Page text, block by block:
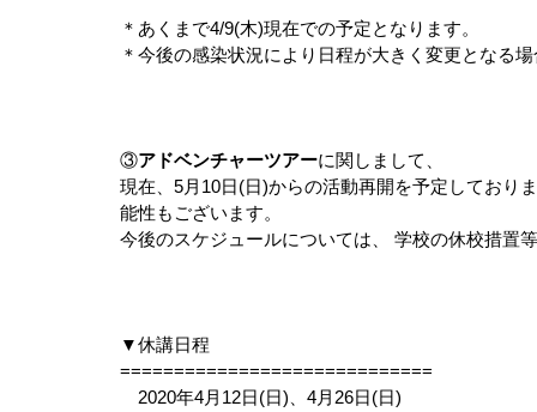
＊あくまで4/9(木)現在での予定となります。
＊今後の感染状況により日程が大きく変更となる
③アドベンチャーツアーに関しまして、
現在、5月10日(日)からの活動再開を予定しており
能性もございます。
今後のスケジュールについては、 学校の休校措置
▼休講日程
=============================
2020年4月12日(日)、4月26日(日)